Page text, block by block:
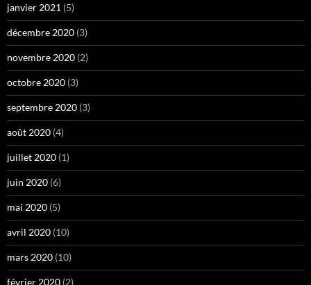
janvier 2021 (5)
décembre 2020 (3)
novembre 2020 (2)
octobre 2020 (3)
septembre 2020 (3)
août 2020 (4)
juillet 2020 (1)
juin 2020 (6)
mai 2020 (5)
avril 2020 (10)
mars 2020 (10)
février 2020 (2)